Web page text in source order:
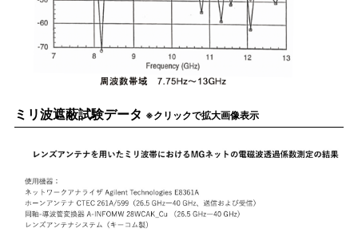
ミリ波遮蔽試験データ ※クリックで拡大画像表示